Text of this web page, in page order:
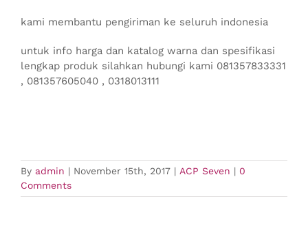
kami membantu pengiriman ke seluruh indonesia
untuk info harga dan katalog warna dan spesifikasi
lengkap produk silahkan hubungi kami 081357833331
, 081357605040 , 0318013111
By admin | November 15th, 2017 | ACP Seven | 0
Comments